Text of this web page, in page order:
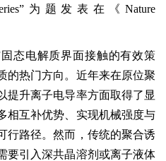
为题发表在《Nature
态电解质界面接触的有效策
的热门方向。近年来在原位聚
提升离子电导率方面取得了显
相互补优势、实现机械强度与
行路径。然而，传统的聚合诱
要引入深共晶溶剂或离子液体